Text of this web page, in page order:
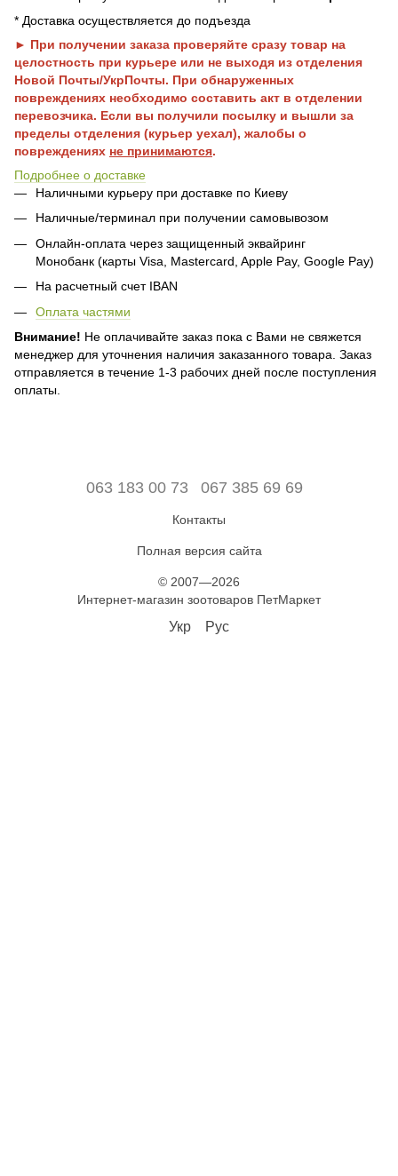
* Доставка осуществляется до подъезда
► При получении заказа проверяйте сразу товар на
целостность при курьере или не выходя из отделения
Новой Почты/УкрПочты. При обнаруженных
повреждениях необходимо составить акт в отделении
перевозчика. Если вы получили посылку и вышли за
пределы отделения (курьер уехал), жалобы о
повреждениях не принимаются.
Подробнее о доставке
Наличными курьеру при доставке по Киеву
Наличные/терминал при получении самовывозом
Онлайн-оплата через защищенный эквайринг
Монобанк (карты Visa, Mastercard, Apple Pay, Google Pay)
На расчетный счет IBAN
Оплата частями
Внимание! Не оплачивайте заказ пока с Вами не свяжется
менеджер для уточнения наличия заказанного товара. Заказ
отправляется в течение 1-3 рабочих дней после поступления
оплаты.
063 183 00 73 067 385 69 69
Контакты
Полная версия сайта
© 2007—2026
Интернет-магазин зоотоваров ПетМаркет
Укр Рус